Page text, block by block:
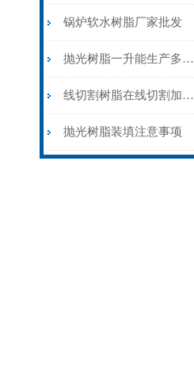
锅炉软水树脂厂家批发
抛光树脂一升能生产多少水，能不能预处理反复使用呢
线切割树脂在线切割加工中的重要性分析
抛光树脂装填注意事项